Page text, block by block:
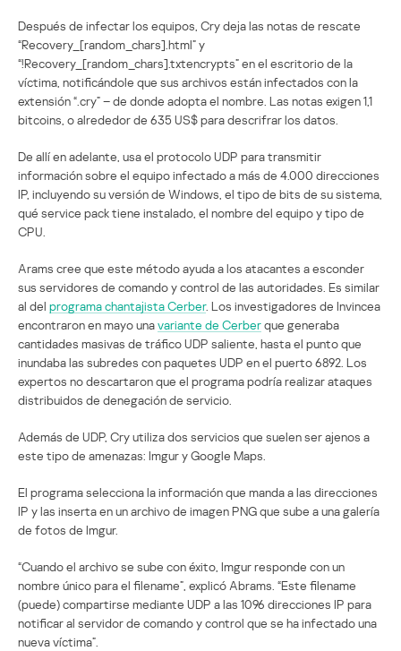
Después de infectar los equipos, Cry deja las notas de rescate
“Recovery_[random_chars].html” y
“!Recovery_[random_chars].txtencrypts” en el escritorio de la
víctima, notificándole que sus archivos están infectados con la
extensión “.cry” – de donde adopta el nombre. Las notas exigen 1,1
bitcoins, o alrededor de 635 US$ para descrifrar los datos.
De allí en adelante, usa el protocolo UDP para transmitir
información sobre el equipo infectado a más de 4.000 direcciones
IP, incluyendo su versión de Windows, el tipo de bits de su sistema,
qué service pack tiene instalado, el nombre del equipo y tipo de
CPU.
Arams cree que este método ayuda a los atacantes a esconder
sus servidores de comando y control de las autoridades. Es similar
al del programa chantajista Cerber. Los investigadores de Invincea
encontraron en mayo unavariante de Cerberque generaba
cantidades masivas de tráfico UDP saliente, hasta el punto que
inundaba las subredes con paquetes UDP en el puerto 6892. Los
expertos no descartaron que el programa podría realizar ataques
distribuidos de denegación de servicio.
Además de UDP, Cry utiliza dos servicios que suelen ser ajenos a
este tipo de amenazas: Imgur y Google Maps.
El programa selecciona la información que manda a las direcciones
IP y las inserta en un archivo de imagen PNG que sube a una galería
de fotos de Imgur.
“Cuando el archivo se sube con éxito, Imgur responde con un
nombre único para el filename”, explicó Abrams. “Este filename
(puede) compartirse mediante UDP a las 1096 direcciones IP para
notificar al servidor de comando y control que se ha infectado una
nueva víctima”.